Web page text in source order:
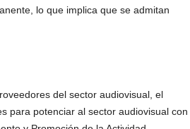
lo que implica que se admitan
del sector audiovisual, el
para potenciar al sector audiovisual con